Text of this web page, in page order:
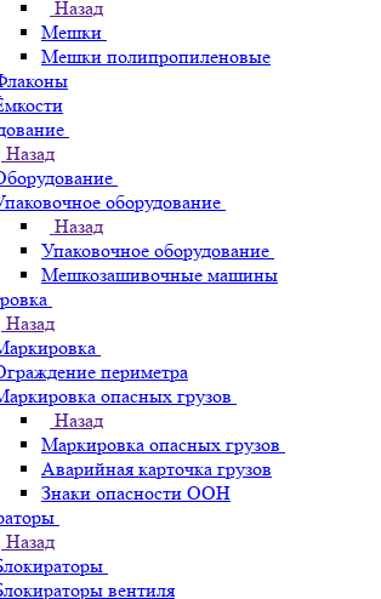
Назад
Мешки
Мешки полипропиленовые
Назад
оборудование
Назад
Упаковочное оборудование
Мешкозашивочные машины
Назад
периметра
опасных грузов
Назад
Маркировка опасных грузов
Аварийная карточка грузов
Знаки опасности ООН
Назад
вентиля